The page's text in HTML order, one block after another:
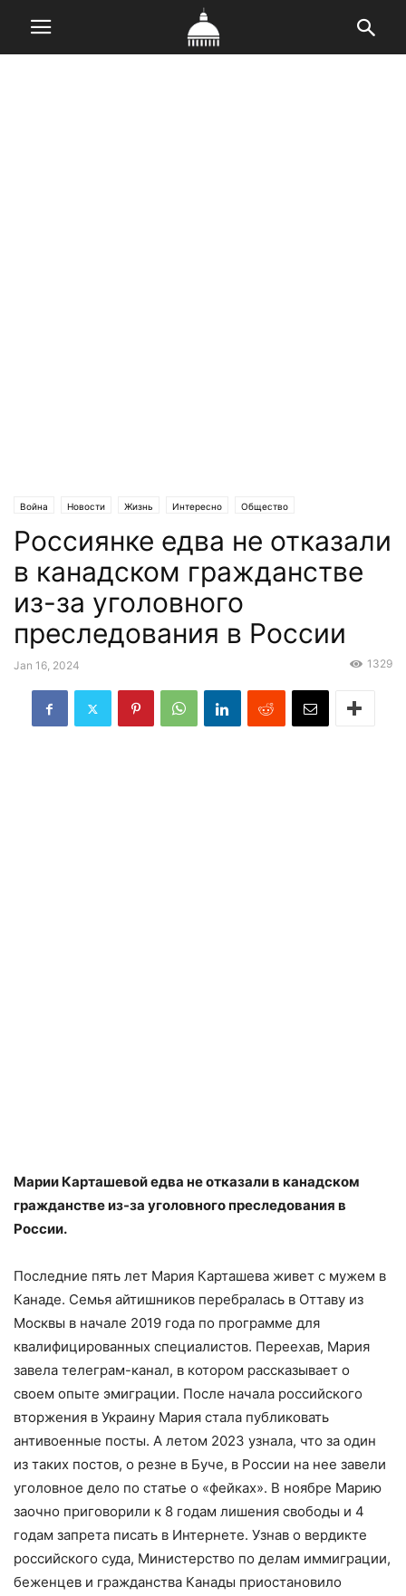
Война Новости Жизнь Интересно Общество
Россиянке едва не отказали
в канадском гражданстве
из-за уголовного
преследования в России
Jan 16, 2024 1329
Марии Карташевой едва не отказали в канадском
гражданстве из-за уголовного преследования в
России.
Последние пять лет Мария Карташева живет с мужем в
Канаде. Семья айтишников перебралась в Оттаву из
Москвы в начале 2019 года по программе для
квалифицированных специалистов. Переехав, Мария
завела телеграм-канал, в котором рассказывает о
своем опыте эмиграции. После начала российского
вторжения в Украину Мария стала публиковать
антивоенные посты. А летом 2023 узнала, что за один
из таких постов, о резне в Буче, в России на нее завели
уголовное дело по статье о «фейках». В ноябре Марию
заочно приговорили к 8 годам лишения свободы и 4
годам запрета писать в Интернете. Узнав о вердикте
российского суда, Министерство по делам иммиграции,
беженцев и гражданства Канады приостановило